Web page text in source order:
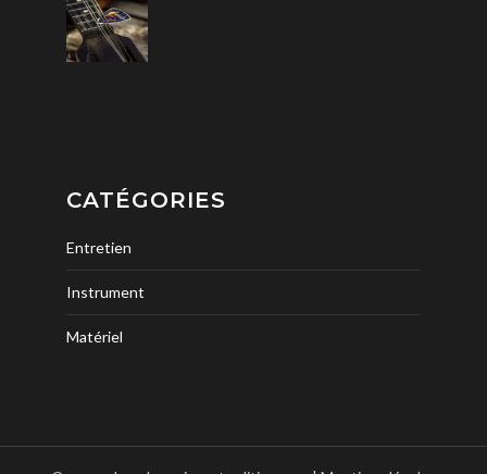
CATÉGORIES
Entretien
Instrument
Matériel